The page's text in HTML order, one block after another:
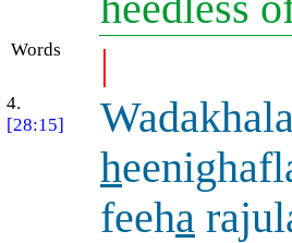
Words |
4.
[28:15]
h
feeha